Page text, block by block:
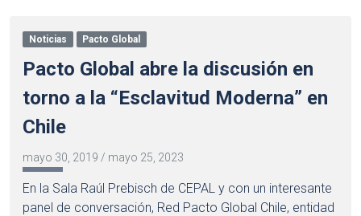
Noticias Pacto Global
Pacto Global abre la discusión en
torno a la “Esclavitud Moderna” en
Chile
mayo 30, 2019 / mayo 25, 2023
En la Sala Raúl Prebisch de CEPAL y con un interesante
panel de conversación, Red Pacto Global Chile, entidad